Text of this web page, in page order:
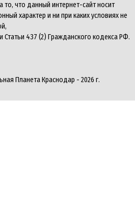
что данный интернет-сайт носит
характер и ни при каких условиях не
437 (2) Гражданского кодекса РФ.
Планета Краснодар - 2026 г.